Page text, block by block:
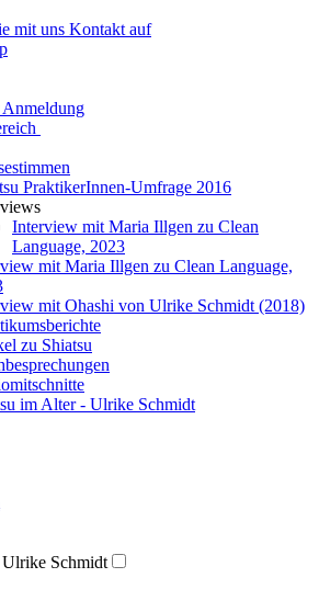
mit uns Kontakt auf
PraktikerInnen-Umfrage 2016
Interview mit Maria Illgen zu Clean
Language, 2023
mit Maria Illgen zu Clean Language,
mit Ohashi von Ulrike Schmidt (2018)
zu Shiatsu
im Alter - Ulrike Schmidt
Schmidt